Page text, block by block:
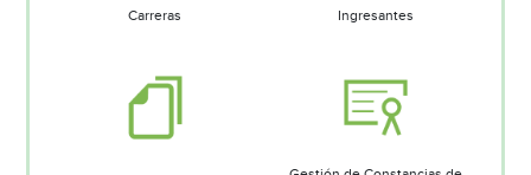
Carreras Ingresantes